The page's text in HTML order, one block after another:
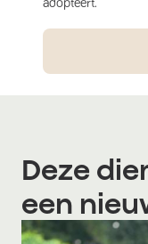
adopteert.
Deze
een